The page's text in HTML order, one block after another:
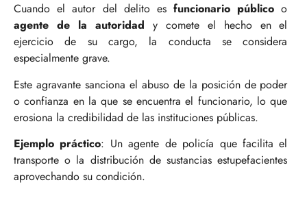
Cuando el autor del delito esfuncionario público o
agente de la autoridad y comete el hecho en el
ejercicio de su cargo, la conducta se considera
especialmente grave.
Este agravante sanciona el abuso de la posición de poder
o confianza en la que se encuentra el funcionario, lo que
erosiona la credibilidad de las instituciones públicas.
Ejemplo práctico: Un agente de policía que facilita el
transporte o la distribución de sustancias estupefacientes
aprovechando su condición.